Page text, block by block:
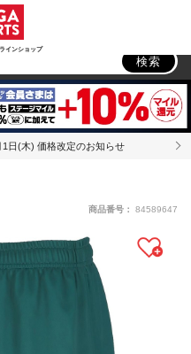
インショップ
検索
日(木) 価格改定のお知らせ
商品番号： 84589647